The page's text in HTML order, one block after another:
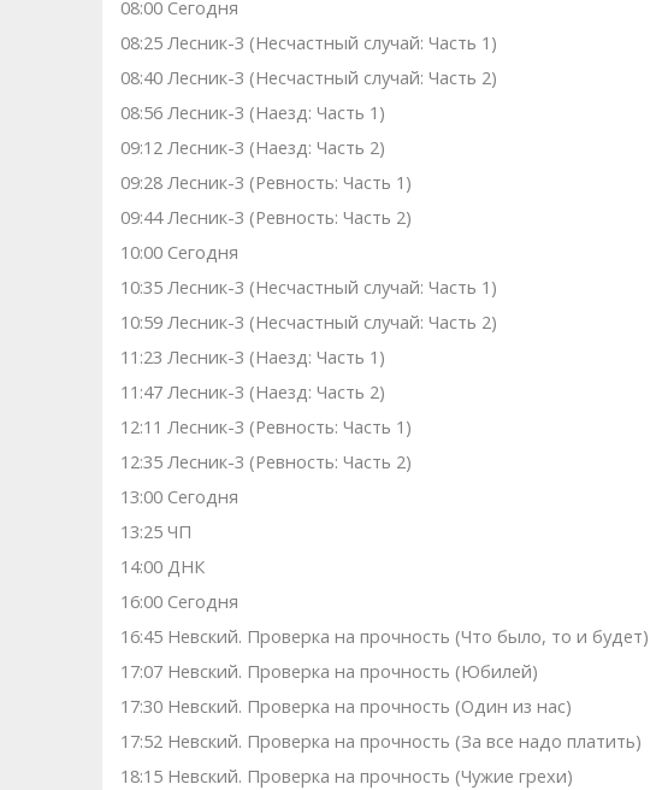
08:00 Сегодня
08:25 Лесник-3 (Несчастный случай: Часть 1)
08:40 Лесник-3 (Несчастный случай: Часть 2)
08:56 Лесник-3 (Наезд: Часть 1)
09:12 Лесник-3 (Наезд: Часть 2)
09:28 Лесник-3 (Ревность: Часть 1)
09:44 Лесник-3 (Ревность: Часть 2)
10:00 Сегодня
10:35 Лесник-3 (Несчастный случай: Часть 1)
10:59 Лесник-3 (Несчастный случай: Часть 2)
11:23 Лесник-3 (Наезд: Часть 1)
11:47 Лесник-3 (Наезд: Часть 2)
12:11 Лесник-3 (Ревность: Часть 1)
12:35 Лесник-3 (Ревность: Часть 2)
13:00 Сегодня
13:25 ЧП
14:00 ДНК
16:00 Сегодня
16:45 Невский. Проверка на прочность (Что было, то и будет)
17:07 Невский. Проверка на прочность (Юбилей)
17:30 Невский. Проверка на прочность (Один из нас)
17:52 Невский. Проверка на прочность (За все надо платить)
18:15 Невский. Проверка на прочность (Чужие грехи)